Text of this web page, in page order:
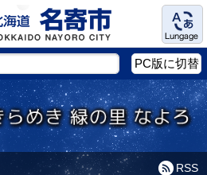
Language
PC版に切替
RSS